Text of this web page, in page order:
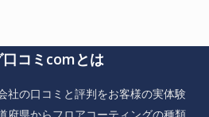
コミcomとは
社の口コミと評判をお客様の実体験